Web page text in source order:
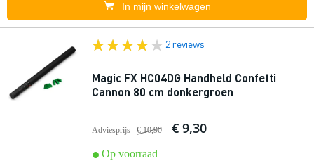
In mijn winkelwagen
2 reviews
Magic FX HC04DG Handheld Confetti
Cannon 80 cm donkergroen
Adviesprijs € 10,90 € 9,30
Op voorraad